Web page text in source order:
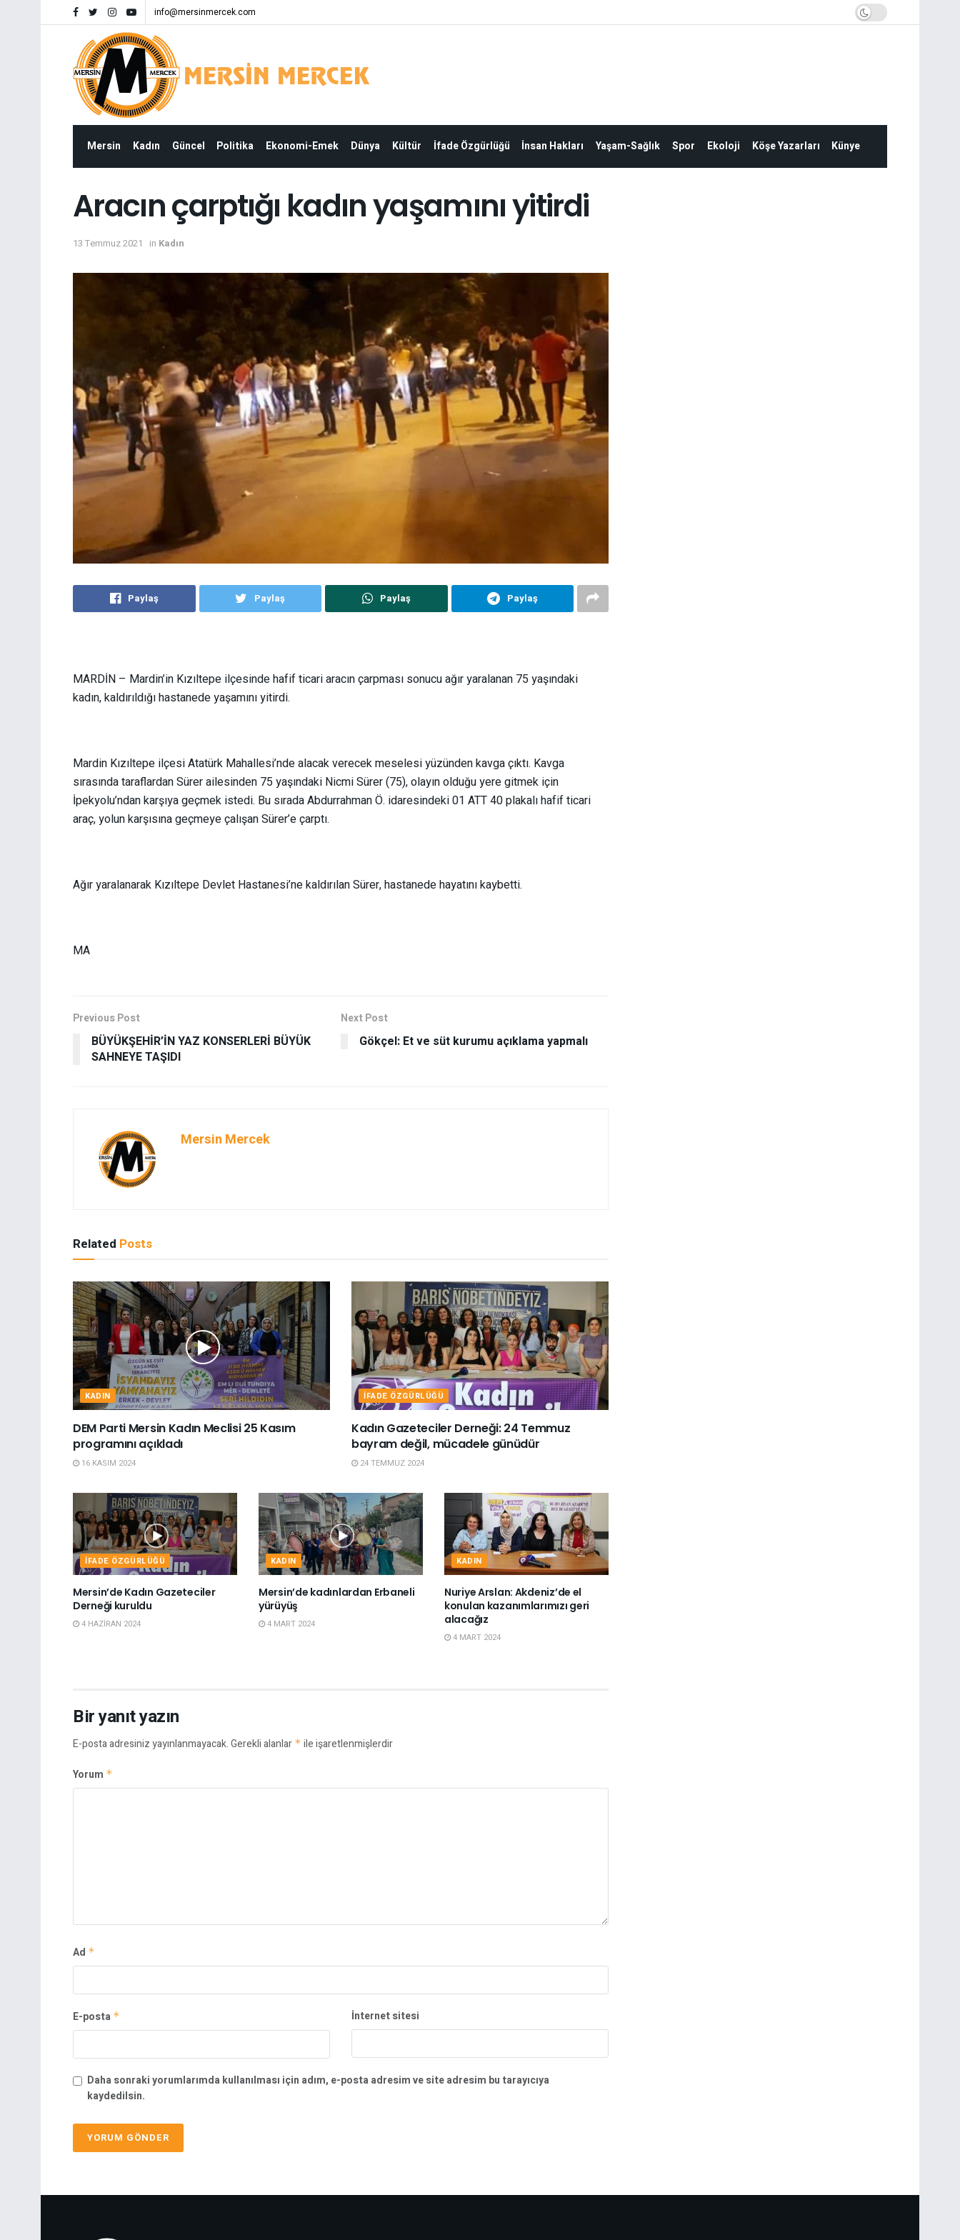
info@mersinmercek.com
Mersin Kadın Güncel Politika Ekonomi-Emek Dünya Kültür İfade Özgürlüğü İnsan Hakları Yaşam-Sağlık Spor Ekoloji Köşe Yazarları Künye
Aracın çarptığı kadın yaşamını yitirdi
13 Temmuz 2021 in Kadın
Paylaş Paylaş Paylaş Paylaş
MARDİN – Mardin’in Kızıltepe ilçesinde hafif ticari aracın çarpması sonucu ağır yaralanan 75 yaşındaki
kadın, kaldırıldığı hastanede yaşamını yitirdi.
Mardin Kızıltepe ilçesi Atatürk Mahallesi’nde alacak verecek meselesi yüzünden kavga çıktı. Kavga
sırasında taraflardan Sürer ailesinden 75 yaşındaki Nicmi Sürer (75), olayın olduğu yere gitmek için
İpekyolu’ndan karşıya geçmek istedi. Bu sırada Abdurrahman Ö. idaresindeki 01 ATT 40 plakalı hafif ticari
araç, yolun karşısına geçmeye çalışan Sürer’e çarptı.
Ağır yaralanarak Kızıltepe Devlet Hastanesi’ne kaldırılan Sürer, hastanede hayatını kaybetti.
MA
Previous Post
BÜYÜKŞEHİR’İN YAZ KONSERLERİ BÜYÜK
SAHNEYE TAŞIDI
Next Post
Gökçel: Et ve süt kurumu açıklama yapmalı
Mersin Mercek
Related Posts
KADIN
DEM Parti Mersin Kadın Meclisi 25 Kasım
programını açıkladı
16 KASIM 2024
İFADE ÖZGÜRLÜĞÜ
Kadın Gazeteciler Derneği: 24 Temmuz
bayram değil, mücadele günüdür
24 TEMMUZ 2024
İFADE ÖZGÜRLÜĞÜ
Mersin’de Kadın Gazeteciler
Derneği kuruldu
4 HAZIRAN 2024
KADIN
Mersin’de kadınlardan Erbaneli
yürüyüş
4 MART 2024
KADIN
Nuriye Arslan: Akdeniz’de el
konulan kazanımlarımızı geri
alacağız
4 MART 2024
Bir yanıt yazın
E-posta adresiniz yayınlanmayacak.Gerekli alanlar * ile işaretlenmişlerdir
Yorum *
Ad *
E-posta * İnternet sitesi
Daha sonraki yorumlarımda kullanılması için adım, e-posta adresim ve site adresim bu tarayıcıya
kaydedilsin.